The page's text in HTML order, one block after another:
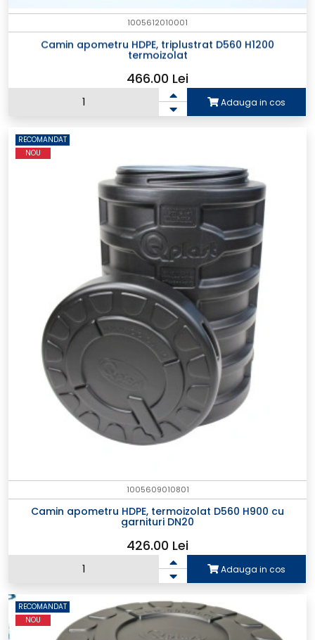
1005612010001
Camin apometru HDPE, triplustrat D560 H1200
termoizolat
466.00 Lei
Adauga in cos
RECOMANDAT
NOU
1005609010801
Camin apometru HDPE, termoizolat D560 H900 cu
garnituri DN20
426.00 Lei
Adauga in cos
RECOMANDAT
NOU
×